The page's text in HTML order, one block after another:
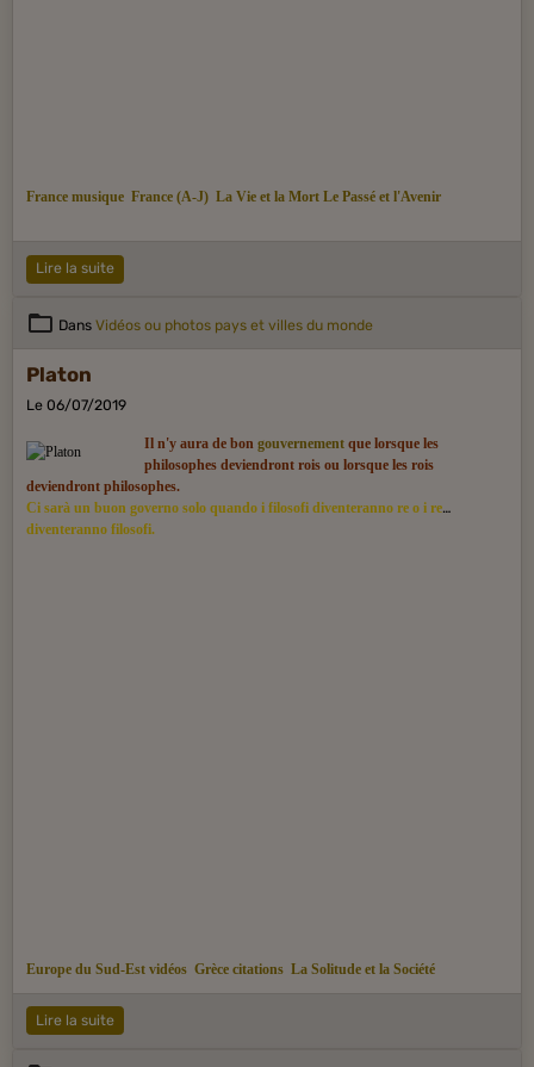
France musique France (A-J) La Vie et la Mort Le Passé et l'Avenir
Lire la suite
Dans Vidéos ou photos pays et villes du monde
Platon
Le 06/07/2019
Il n'y aura de bon gouvernementque lorsque les
philosophes deviendront rois ou lorsque les rois
deviendront philosophes.
Ci sarà un buon governo solo quando i filosofi diventeranno re o i re
diventeranno filosofi.
Europe du Sud-Est vidéos Grèce citations La Solitude et la Société
Lire la suite